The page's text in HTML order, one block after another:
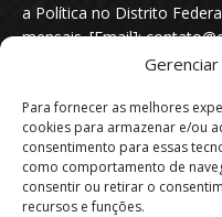
Para fornecer as melhores
cookies para armazenar e/ou
consentimento para essas
como comportamento de
consentir ou retirar o
recursos e funções.
a Política no Distrito
mensais. [Email]: